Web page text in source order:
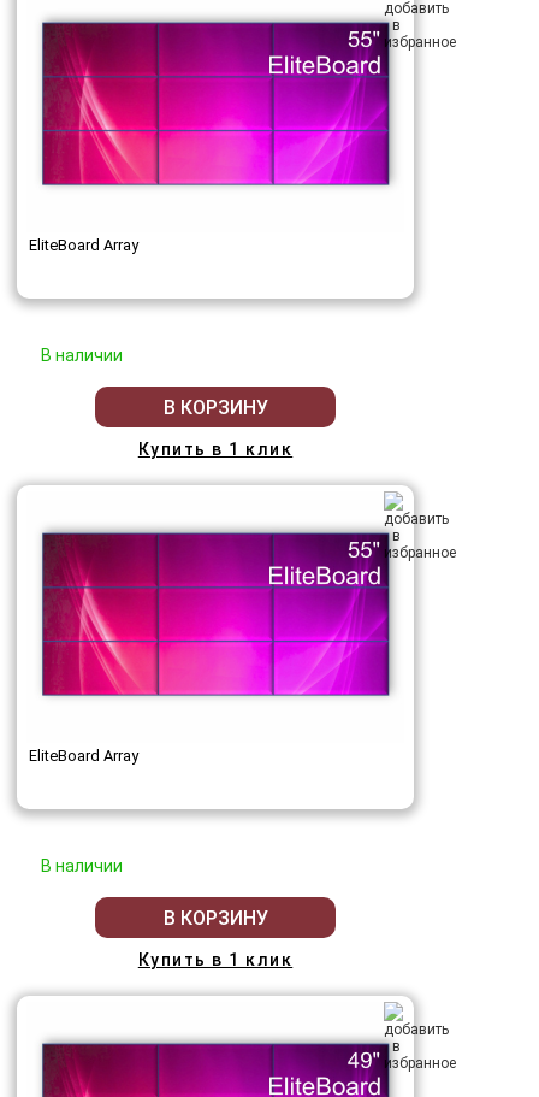
EliteBoard Array
В наличии
В КОРЗИНУ
Купить в 1 клик
EliteBoard Array
В наличии
В КОРЗИНУ
Купить в 1 клик